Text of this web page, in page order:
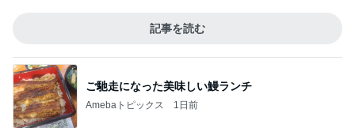
記事を読む
ご馳走になった美味しい鰻ランチ
Amebaトピックス 1日前